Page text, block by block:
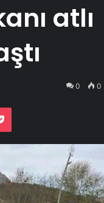
atlı
0 0
Pocket